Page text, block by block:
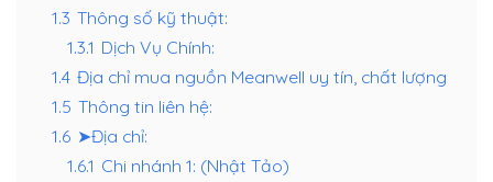
1.3 Thông số kỹ thuật:
1.3.1 Dịch Vụ Chính:
1.4 Địa chỉ mua nguồn Meanwell uy tín, chất lượng
1.5 Thông tin liên hệ:
1.6 ➤Địa chỉ:
1.6.1 Chi nhánh 1: (Nhật Tảo)